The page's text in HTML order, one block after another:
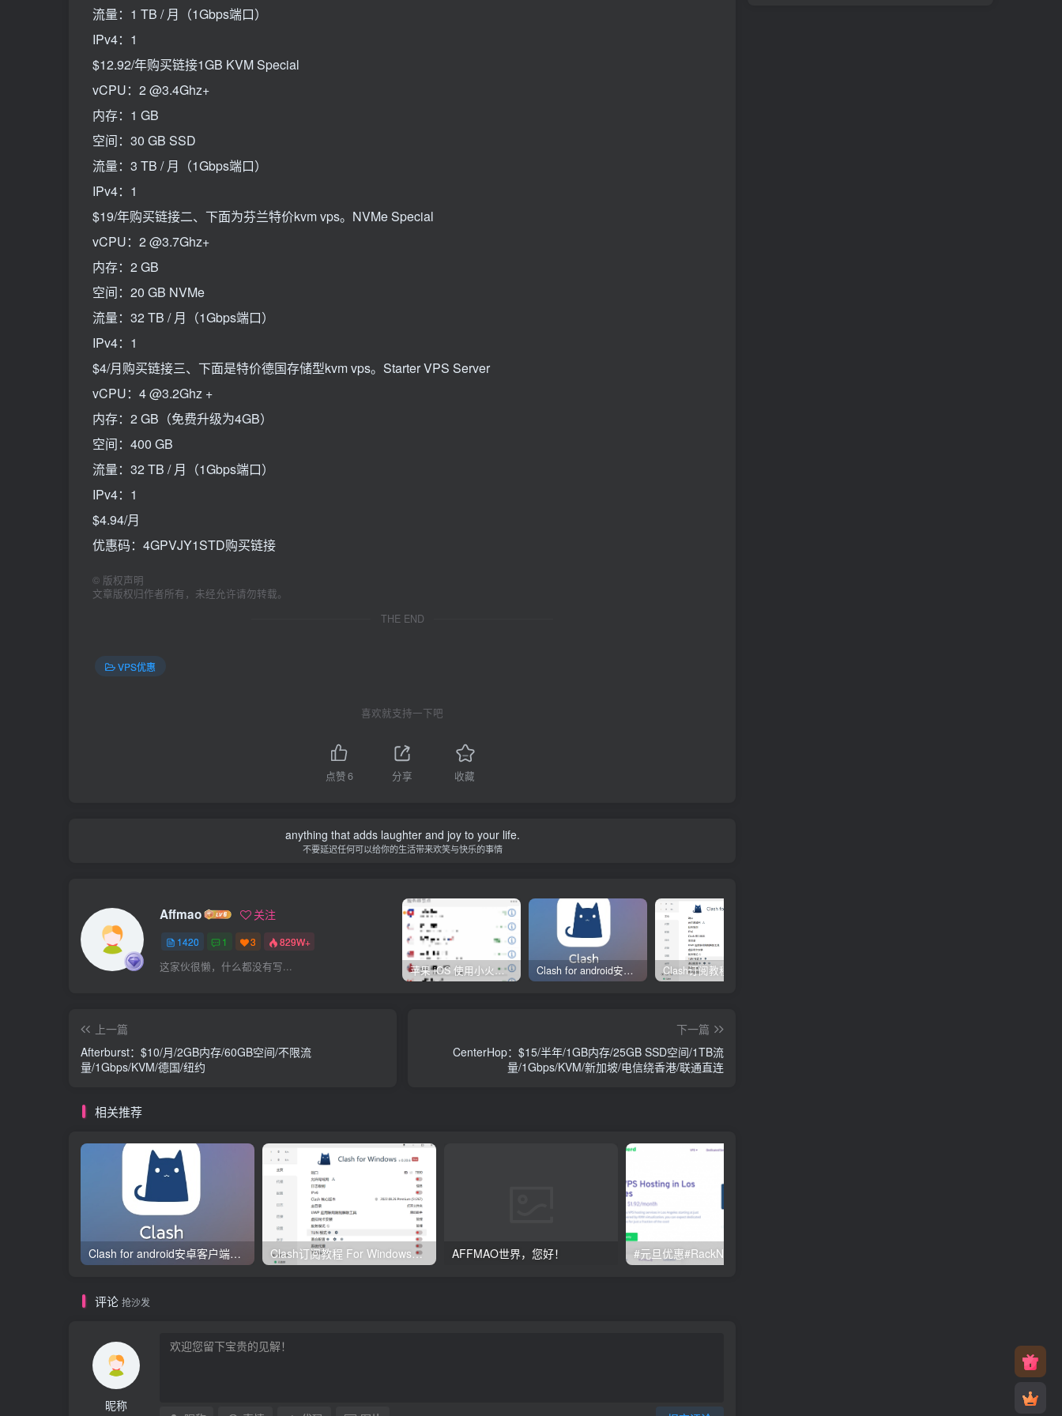
流量：1 TB / 月（1Gbps端口）
IPv4：1
$12.92/年购买链接1GB KVM Special
vCPU：2 @3.4Ghz+
内存：1 GB
空间：30 GB SSD
流量：3 TB / 月（1Gbps端口）
IPv4：1
$19/年购买链接二、下面为芬兰特价kvm vps。NVMe Special
vCPU：2 @3.7Ghz+
内存：2 GB
空间：20 GB NVMe
流量：32 TB / 月（1Gbps端口）
IPv4：1
$4/月购买链接三、下面是特价德国存储型kvm vps。Starter VPS Server
vCPU：4 @3.2Ghz +
内存：2 GB（免费升级为4GB）
空间：400 GB
流量：32 TB / 月（1Gbps端口）
IPv4：1
$4.94/月
优惠码：4GPVJY1STD购买链接
© 版权声明
文章版权归作者所有，未经允许请勿转载。
THE END
VPS优惠
喜欢就支持一下吧
点赞6 分享 收藏
anything that adds laughter and joy to your life.
不要延迟任何可以给你的生活带来欢笑与快乐的事情
Affmao 关注
1420 1 3 829W+
这家伙很懒，什么都没有写... 苹果 iOS 使用小火箭(shadowrocket)新手教程 Clash for android安卓客户端保姆级新手使用教程
上一篇
Afterburst：$10/月/2GB内存/60GB空间/不限流
量/1Gbps/KVM/德国/纽约
下一篇
CenterHop：$15/半年/1GB内存/25GB SSD空间/1TB流
量/1Gbps/KVM/新加坡/电信绕香港/联通直连
相关推荐
Clash for android安卓客户端保姆级新手使用教程 Clash订阅教程 For Windows中文使用图文教程 AFFMAO世界，您好！
评论 抢沙发
昵称